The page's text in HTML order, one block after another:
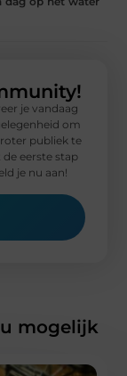
je vandaag
om
publiek te
de eerste stap
je nu aan!
mogelijk